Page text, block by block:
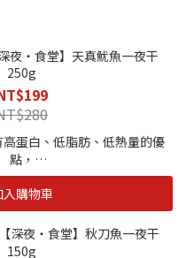
夜・食堂】天真魷魚一夜干
250g
蛋白、低脂肪、低熱量的優
點，
度不飽和脂肪酸和牛磺酸。
著雙重殺菌（臭氧、紫外線）
中用最簡單天然的方式來處
，保證純粹的味道。
入購物車